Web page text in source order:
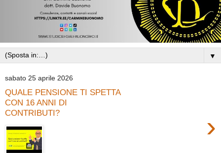
▼
sabato 25 aprile 2026
QUALE PENSIONE TI SPETTA
CON 16 ANNI DI
CONTRIBUTI?
›